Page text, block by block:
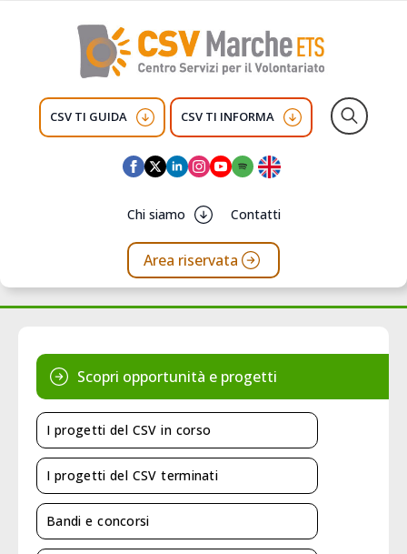
CSV TI GUIDA CSV TI INFORMA
Chi siamo Contatti
Area riservata
Scopri opportunità e progetti
I progetti del CSV in corso
I progetti del CSV terminati
Bandi e concorsi